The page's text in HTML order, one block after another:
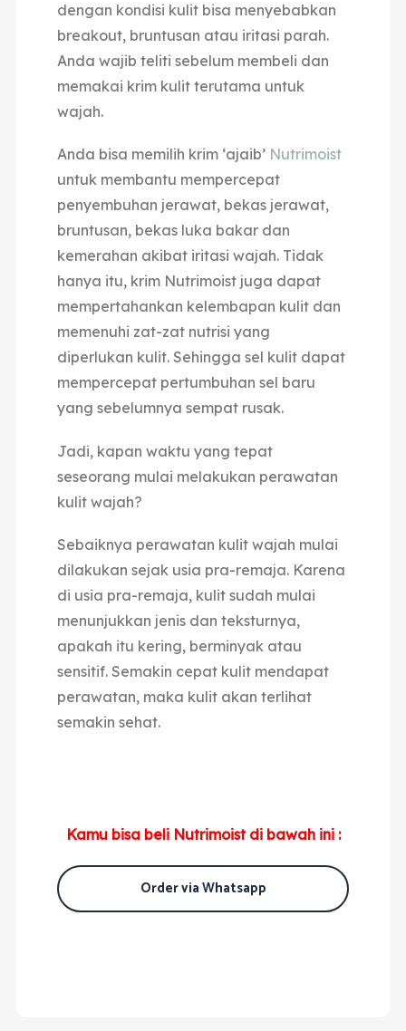
dengan kondisi kulit bisa menyebabkan
breakout, bruntusan atau iritasi parah.
Anda wajib teliti sebelum membeli dan
memakai krim kulit terutama untuk
wajah.
Anda bisa memilih krim ‘ajaib’ Nutrimoist
untuk membantu mempercepat
penyembuhan jerawat, bekas jerawat,
bruntusan, bekas luka bakar dan
kemerahan akibat iritasi wajah. Tidak
hanya itu, krim Nutrimoist juga dapat
mempertahankan kelembapan kulit dan
memenuhi zat-zat nutrisi yang
diperlukan kulit. Sehingga sel kulit dapat
mempercepat pertumbuhan sel baru
yang sebelumnya sempat rusak.
Jadi, kapan waktu yang tepat
seseorang mulai melakukan perawatan
kulit wajah?
Sebaiknya perawatan kulit wajah mulai
dilakukan sejak usia pra-remaja. Karena
di usia pra-remaja, kulit sudah mulai
menunjukkan jenis dan teksturnya,
apakah itu kering, berminyak atau
sensitif. Semakin cepat kulit mendapat
perawatan, maka kulit akan terlihat
semakin sehat.
Kamu bisa beli Nutrimoist di bawah ini :
Order via Whatsapp